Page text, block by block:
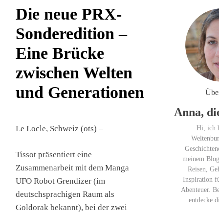
Die neue PRX-
Sonderedition –
Eine Brücke
zwischen Welten
und Generationen
Le Locle, Schweiz (ots) –
Tissot präsentiert eine
Zusammenarbeit mit dem Manga
UFO Robot Grendizer (im
deutschsprachigen Raum als
Goldorak bekannt), bei der zwei
Anna,
Hi, ich
meinem
Reisen,
Inspiration
Abenteuer.
entdecke